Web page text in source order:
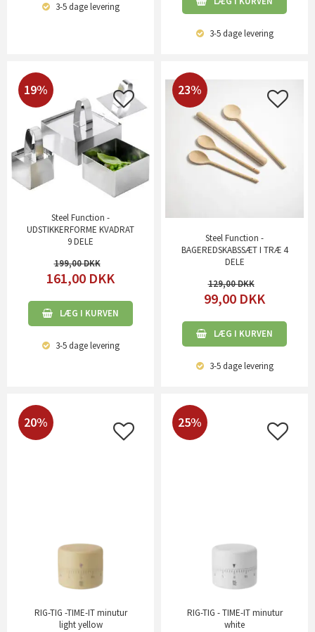
3-5 dagelevering
3-5 dagelevering
19%
Steel Function -
UDSTIKKERFORME KVADRAT
9 DELE
199,00
161,00 DKK
LÆG I KURVEN
3-5 dagelevering
23%
Steel Function -
BAGEREDSKABSSÆT I TRÆ 4
DELE
129,00
99,00 DKK
LÆG I KURVEN
3-5 dagelevering
20%
RIG-TIG -TIME-IT minutur
light yellow
25%
RIG-TIG - TIME-IT minutur
white